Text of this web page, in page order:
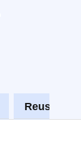
Reuses